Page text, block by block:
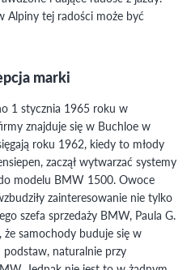
Alpiny tej radości może być
marki
1 stycznia 1965 roku w
znajduje się w Buchloe w
roku 1962, kiedy to młody
zaczął wytwarzać systemy
modelu BMW 1500. Owoce
zainteresowanie nie tylko
szefa sprzedaży BMW, Paula G.
że samochody buduje się w
naturalnie przy